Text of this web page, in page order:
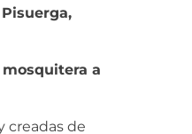
a
creadas de